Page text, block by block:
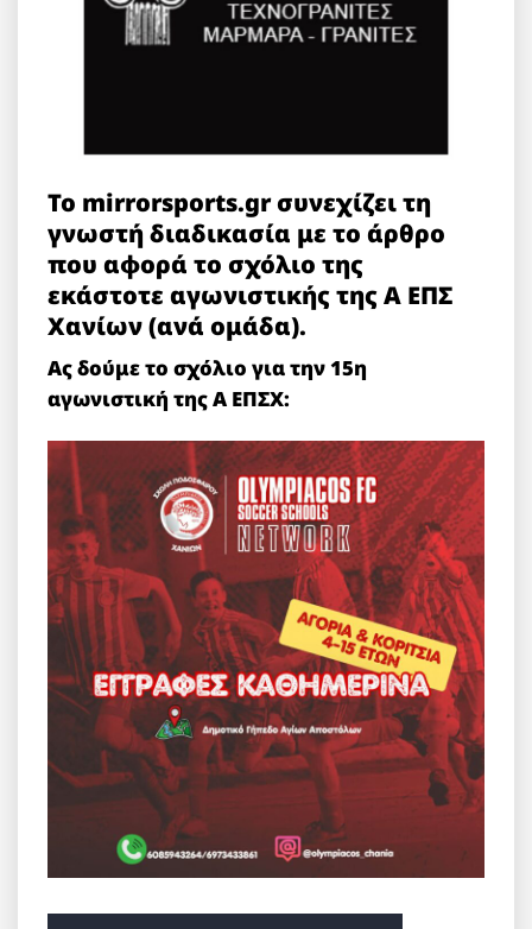
Το mirrorsports.gr συνεχίζει τη
γνωστή διαδικασία με το άρθρο
που αφορά το σχόλιο της
εκάστοτε αγωνιστικής της Α ΕΠΣ
Χανίων (ανά ομάδα).
Ας δούμε το σχόλιο για την 15η
αγωνιστική της Α ΕΠΣΧ: